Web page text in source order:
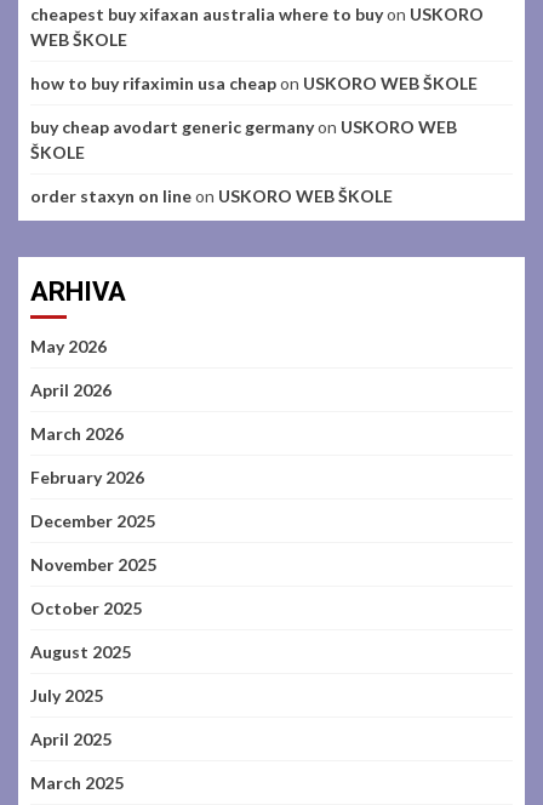
cheapest buy xifaxan australia where to buyon USKORO
WEB ŠKOLE
how to buy rifaximin usa cheapon USKORO WEB ŠKOLE
buy cheap avodart generic germanyon USKORO WEB
ŠKOLE
order staxyn on lineon USKORO WEB ŠKOLE
ARHIVA
May 2026
April 2026
March 2026
February 2026
December 2025
November 2025
October 2025
August 2025
July 2025
April 2025
March 2025